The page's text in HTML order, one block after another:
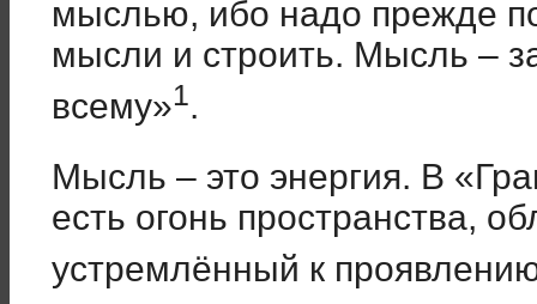
мыслью, ибо надо прежде
мысли и строить. Мысль –
всему»1.
Мысль – это энергия. В
есть огонь пространства,
устремлённый к